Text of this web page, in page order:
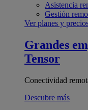
Asistencia
Gestión
Ver planes y
Grandes
Tensor
Conectividad
Descubre más